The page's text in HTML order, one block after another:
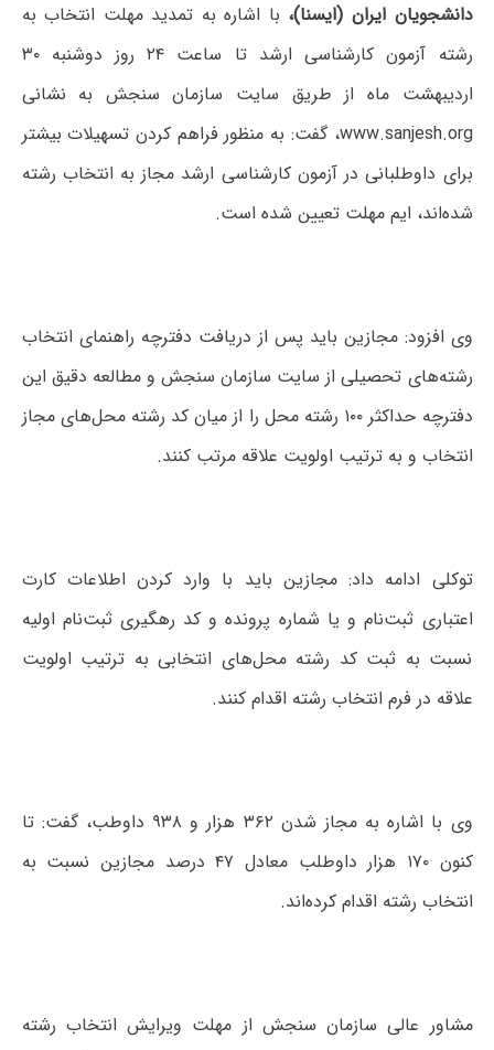
دانشجویان ایران (ایسنا)، با اشاره به تمدید مهلت انتخاب به
رشته آزمون کارشناسی ارشد تا ساعت ۲۴ روز دوشنبه ۳۰
اردیبهشت ماه از طریق سایت سازمان سنجش به نشانی
www.sanjesh.org، گفت: به منظور فراهم کردن تسهیلات بیشتر
برای داوطلبانی در آزمون کارشناسی ارشد مجاز به انتخاب رشته
شده‌اند، ایم مهلت تعیین شده است.
وی افزود: مجازین باید پس از دریافت دفترچه راهنمای انتخاب
رشته‌های تحصیلی از سایت سازمان سنجش و مطالعه دقیق این
دفترچه حداکثر ۱۰۰ رشته محل را از میان کد رشته محل‌های مجاز
انتخاب و به ترتیب اولویت علاقه مرتب کنند.
توکلی ادامه داد: مجازین باید با وارد کردن اطلاعات کارت
اعتباری ثبت‌نام و یا شماره پرونده و کد رهگیری ثبت‌نام اولیه
نسبت به ثبت کد رشته محل‌های انتخابی به ترتیب اولویت
علاقه در فرم انتخاب رشته اقدام کنند.
وی با اشاره به مجاز شدن ۳۶۲ هزار و ۹۳۸ داوطب، گفت: تا
کنون ۱۷۰ هزار داوطلب معادل ۴۷ درصد مجازین نسبت به
انتخاب رشته اقدام کرده‌اند.
مشاور عالی سازمان سنجش از مهلت ویرایش انتخاب رشته